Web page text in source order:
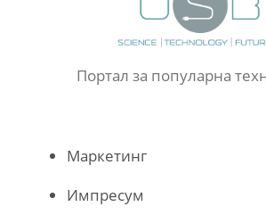
Портал за популарна
Маркетинг
Импресум